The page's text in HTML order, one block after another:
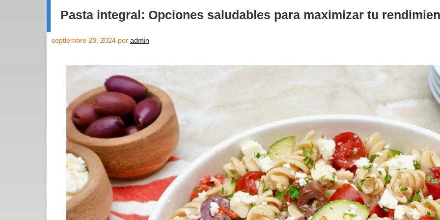
Pasta integral: Opciones saludables para maximizar tu
septiembre 28, 2024 por admin